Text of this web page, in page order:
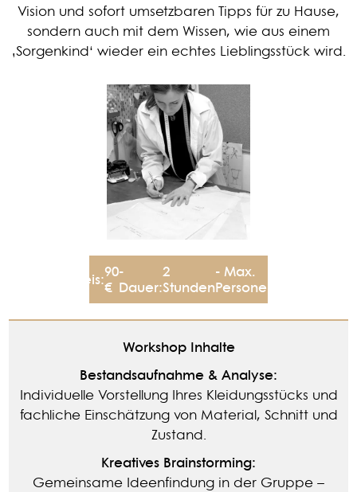
Vision und sofort umsetzbaren Tipps für zu Hause,
sondern auch mit dem Wissen, wie aus einem
‚Sorgenkind‘ wieder ein echtes Lieblingsstück wird.
Preis:90
€
-
Dauer:
2
Stunden
- Max.
Personen:
Workshop Inhalte
Bestandsaufnahme & Analyse:
Individuelle Vorstellung Ihres Kleidungsstücks und
fachliche Einschätzung von Material, Schnitt und
Zustand.
Kreatives Brainstorming:
Gemeinsame Ideenfindung in der Gruppe –